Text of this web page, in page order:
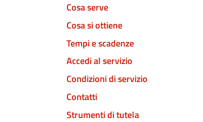
Cosa serve
Cosa si ottiene
Tempi e scadenze
Accedi al servizio
Condizioni di servizio
Contatti
Strumenti di tutela